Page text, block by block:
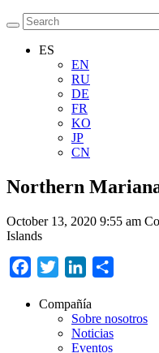
ES
EN
RU
DE
FR
KO
JP
CN
Northern
October 13, 2020 9:55 am
Islands
Facebook
Twitter LinkedIn
Compañía
Sobre nosotros
Noticias
Eventos